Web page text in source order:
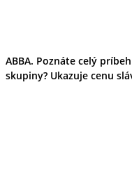
ABBA. Poznáte celý
skupiny? Ukazuje cenu